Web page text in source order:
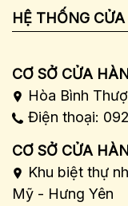
HỆ THỐNG
CƠ SỞ CỬA
Hòa Bình
Điện thoại:
CƠ SỞ CỬA
Khu biệt thự
Mỹ - Hưng Yên